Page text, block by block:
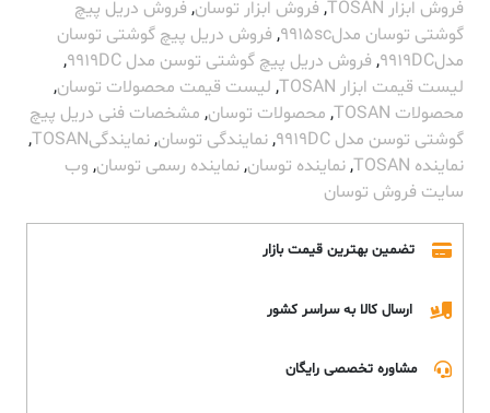
فروش ابزار TOSAN
, فروش ابزار توسان, فروش دریل پیچ
گوشتی توسان مدل9915sc
, فروش دریل پیچ گوشتی توسان
مدل9919DC
, فروش دریل پیچ گوشتی توسن مدل 9919DC
,
لیست قیمت ابزار TOSAN
, لیست قیمت محصولات توسان,
محصولات TOSAN
, محصولات توسان, مشخصات فنی دریل پیچ
گوشتی توسن مدل 9919DC
,نمایندگی توسان,نمایندگیTOSAN
,
نماینده TOSAN
,نماینده توسان,نماینده رسمی توسان, وب
سایت فروش توسان
تضمین بهترین قیمت بازار
ارسال کالا به سراسر کشور
مشاوره تخصصی رایگان